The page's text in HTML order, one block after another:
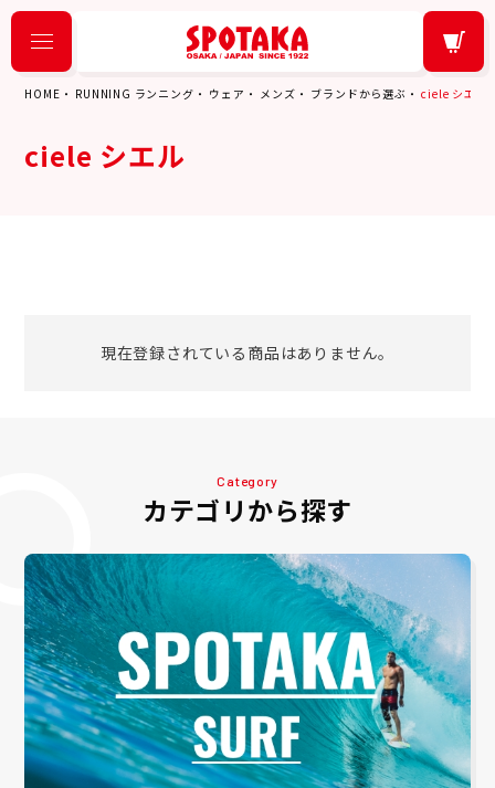
HOME RUNNING ランニング ウェア メンズ ブランドから選ぶ ciele シエル
ciele シエル
現在登録されている商品はありません。
Category
カテゴリから探す